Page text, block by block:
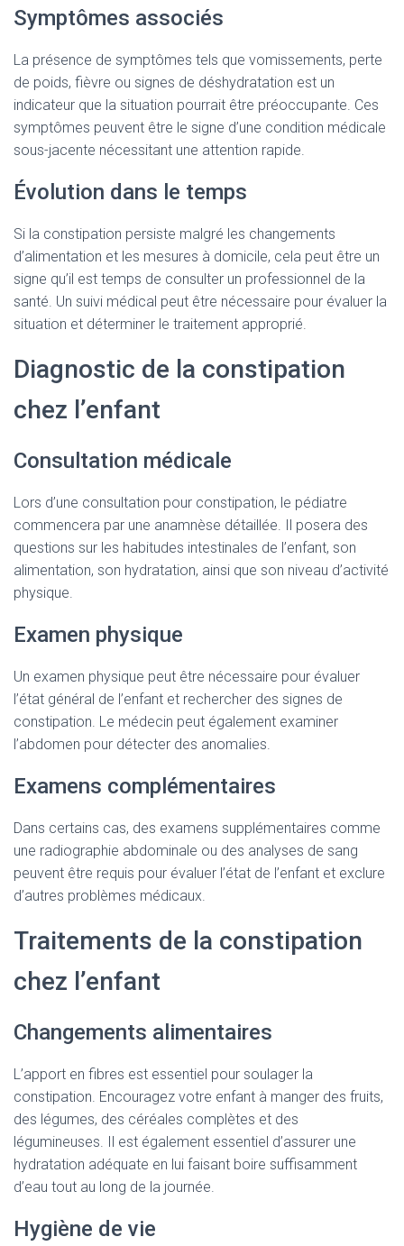
Symptômes associés
La présence de symptômes tels que vomissements, perte
de poids, fièvre ou signes de déshydratation est un
indicateur que la situation pourrait être préoccupante. Ces
symptômes peuvent être le signe d’une condition médicale
sous-jacente nécessitant une attention rapide.
Évolution dans le temps
Si la constipation persiste malgré les changements
d’alimentation et les mesures à domicile, cela peut être un
signe qu’il est temps de consulter un professionnel de la
santé. Un suivi médical peut être nécessaire pour évaluer la
situation et déterminer le traitement approprié.
Diagnostic de la constipation
chez l’enfant
Consultation médicale
Lors d’une consultation pour constipation, le pédiatre
commencera par une anamnèse détaillée. Il posera des
questions sur les habitudes intestinales de l’enfant, son
alimentation, son hydratation, ainsi que son niveau d’activité
physique.
Examen physique
Un examen physique peut être nécessaire pour évaluer
l’état général de l’enfant et rechercher des signes de
constipation. Le médecin peut également examiner
l’abdomen pour détecter des anomalies.
Examens complémentaires
Dans certains cas, des examens supplémentaires comme
une radiographie abdominale ou des analyses de sang
peuvent être requis pour évaluer l’état de l’enfant et exclure
d’autres problèmes médicaux.
Traitements de la constipation
chez l’enfant
Changements alimentaires
L’apport en fibres est essentiel pour soulager la
constipation. Encouragez votre enfant à manger des fruits,
des légumes, des céréales complètes et des
légumineuses. Il est également essentiel d’assurer une
hydratation adéquate en lui faisant boire suffisamment
d’eau tout au long de la journée.
Hygiène de vie